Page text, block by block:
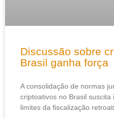
Discussão sobre
Brasil ganha força
A consolidação de normas
criptoativos no Brasil
limites da fiscalização